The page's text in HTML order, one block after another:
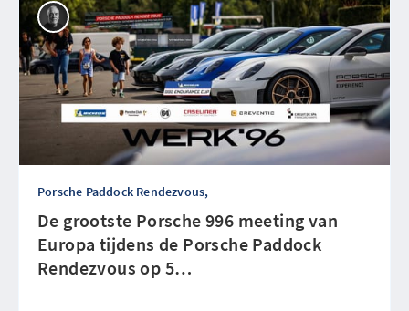
Porsche Paddock Rendezvous,
De grootste Porsche 996 meeting van
Europa tijdens de Porsche Paddock
Rendezvous op 5…